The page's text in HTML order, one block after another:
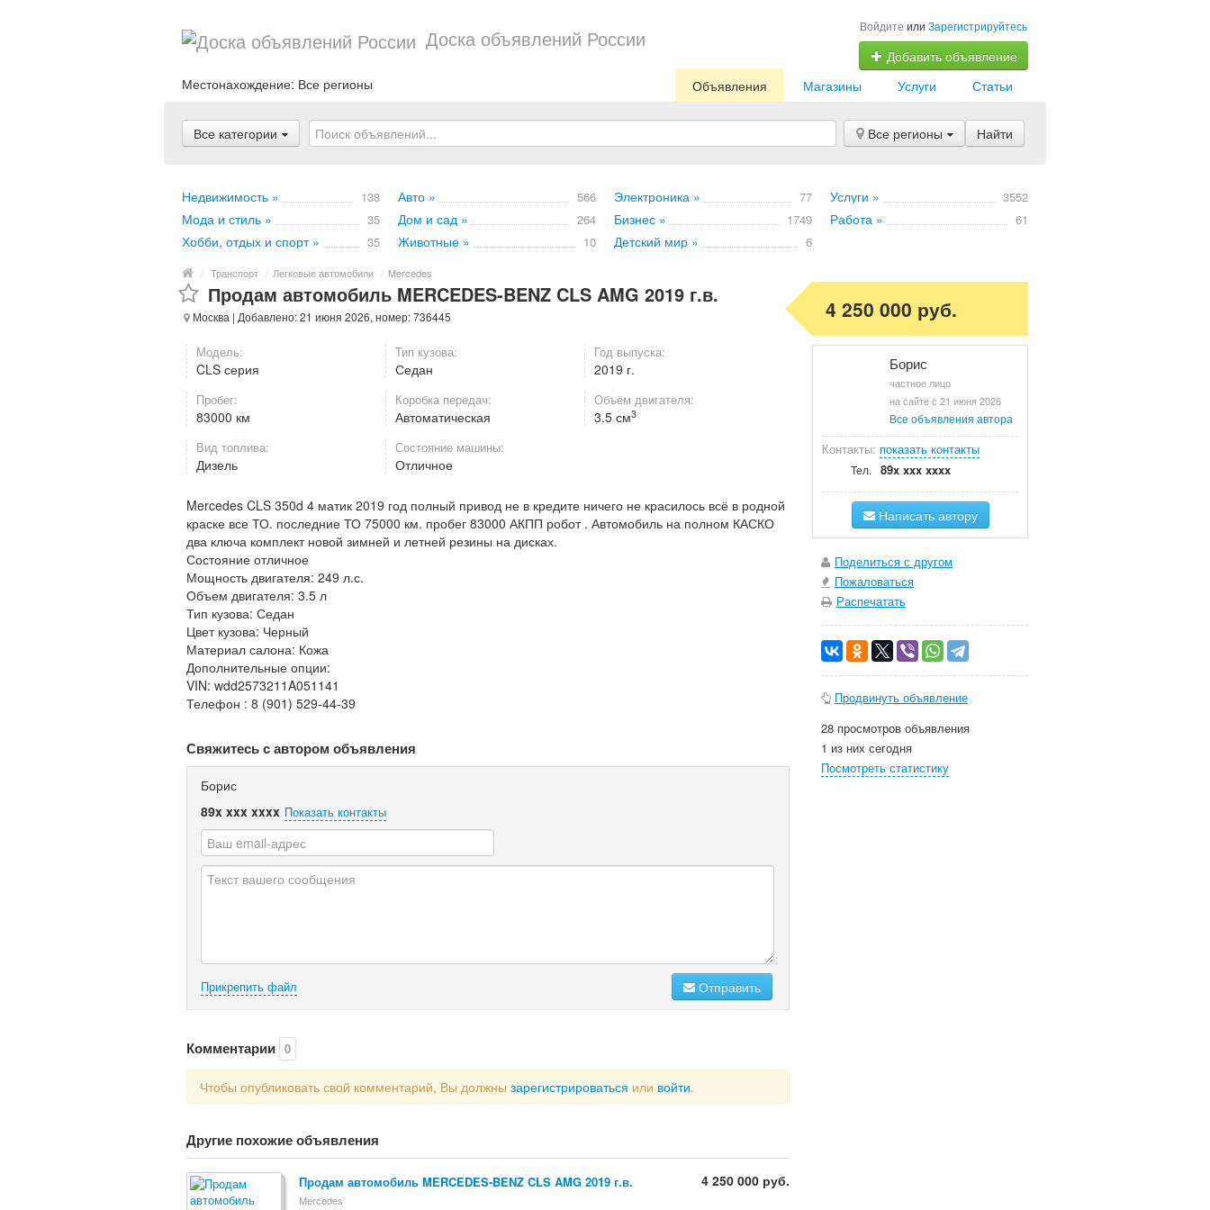
Доска объявлений России Войдите или Зарегистрируйтесь
Добавить объявление
Местонахождение: Все регионы Статьи
Услуги
Магазины
Объявления
Все категории Все регионы Найти
Недвижимость » 138 Авто » 566 Электроника » 77 Услуги » 3552
Мода и стиль » 35 Дом и сад » 264 Бизнес » 1749 Работа » 61
Хобби, отдых и спорт » 35 Животные » 10 Детский мир » 6
/ Транспорт / Легковые автомобили / Mercedes
Продам автомобиль MERCEDES-BENZ CLS AMG 2019 г.в.
Москва | Добавлено: 21 июня 2026, номер: 736445
Модель:
CLS серия
Тип кузова:
Седан
Год выпуска:
2019 г.
Пробег:
83000 км
Коробка передач:
Автоматическая
Объём двигателя:
3.5 см3
Вид топлива:
Дизель
Состояние машины:
Отличное
Mercedes CLS 350d 4 матик 2019 год полный привод не в кредите ничего не красилось всё в родной
краске все ТО. последние ТО 75000 км. пробег 83000 АКПП робот . Автомобиль на полном КАСКО
два ключа комплект новой зимней и летней резины на дисках.
Состояние отличное
Мощность двигателя: 249 л.с.
Объем двигателя: 3.5 л
Тип кузова: Седан
Цвет кузова: Черный
Материал салона: Кожа
Дополнительные опции:
VIN: wdd2573211A051141
Телефон : 8 (901) 529-44-39
Свяжитесь с автором объявления
Борис
89x xxx xxxx Показать контакты
Прикрепить файл Отправить
Комментарии 0
Чтобы опубликовать свой комментарий, Вы должны зарегистрироваться или войти.
Другие похожие объявления
Продам автомобиль MERCEDES-BENZ CLS AMG 2019 г.в.
Mercedes
4 250 000 руб.
4 250 000 руб.
Борис
частное лицо
на сайте с 21 июня 2026
Все объявления автора
Контакты: показать контакты
Тел. 89x xxx xxxx
Написать автору
Поделиться с другом
Пожаловаться
Распечатать
Продвинуть объявление
28 просмотров объявления
1 из них сегодня
Посмотреть статистику